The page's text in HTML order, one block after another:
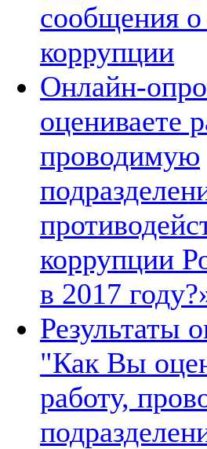
сообщения о
коррупции
Онлайн-
оцениваете
проводимую
коррупции
в 2017
Результаты
"Как Вы
работу,